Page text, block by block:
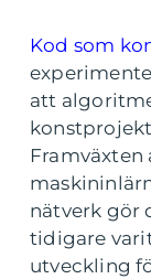
Kod som
att
Framväxten
nätverk gör
tidigare
utveckling